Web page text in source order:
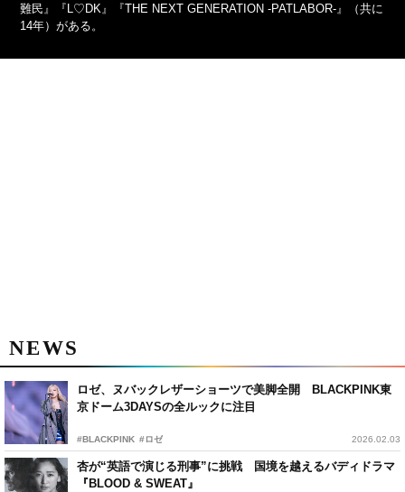
難民』『L♡DK』『THE NEXT GENERATION -PATLABOR-』（共に
14年）がある。
NEWS
ロゼ、ヌバックレザーショーツで美脚全開 BLACKPINK東
京ドーム3DAYSの全ルックに注目
#BLACKPINK #ロゼ 2026.02.03
杏が“英語で演じる刑事”に挑戦 国境を越えるバディドラマ
『BLOOD & SWEAT』